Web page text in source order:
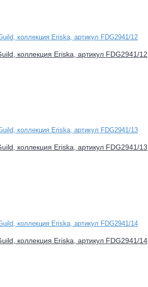
коллекция Eriska, артикул FDG2941/12
коллекция Eriska, артикул FDG2941/13
коллекция Eriska, артикул FDG2941/14